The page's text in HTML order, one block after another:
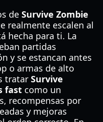
de Survive Zombie
realmente escalen al
hecha para ti. La
partidas
y se estancan antes
o armas de alto
tratar Survive
fast como un
recompensas por
y mejoras